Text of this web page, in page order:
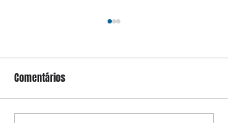
Conceição
Comentários